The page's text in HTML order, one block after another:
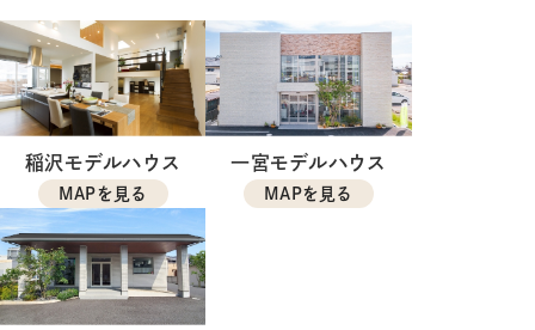
稲沢モデルハウス
MAPを見る
一宮モデルハウス
MAPを見る